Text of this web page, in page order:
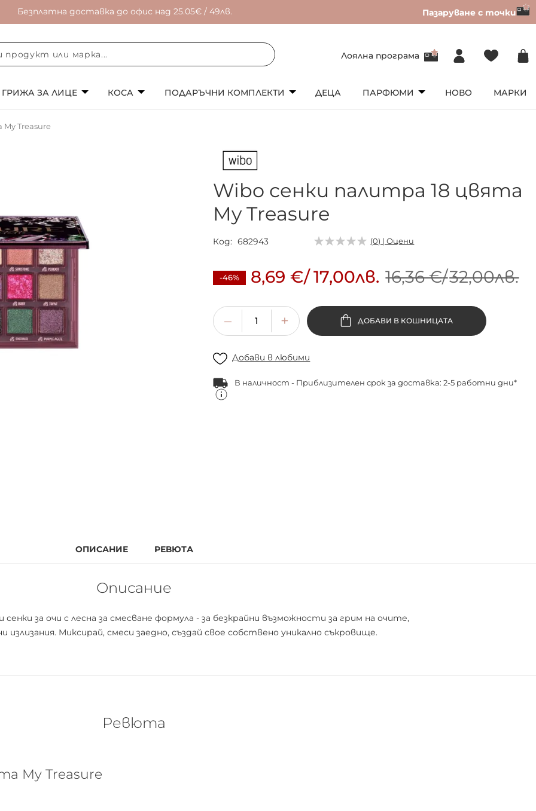
Безплатна доставка до офис над 25.05€ / 49лв. Пазаруване с точки
Лоялна програма
ГРИЖА ЗА ЛИЦЕ КОСА ПОДАРЪЧНИ КОМПЛЕКТИ ДЕЦА ПАРФЮМИ НОВО МАРКИ
Treasure
Wibo сенки палитра 18 цвята
My Treasure
Код 682943 (0) | Оцени
-46% 8,69 €/17,00лв. 16,36 €/32,00лв.
ДОБАВИ В КОШНИЦАТА
Добави в любими
В наличност - Приблизителен срок за доставка: 2-5 работни дни*
ОПИСАНИЕ РЕВЮТА
Описание
за очи с лесна за смесване формула - за безкрайни възможности за грим на очите,
излизания. Миксирай, смеси заедно, създай свое собствено уникално съкровище.
Ревюта
My Treasure